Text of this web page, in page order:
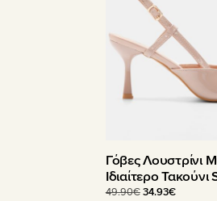
Γόβες Λουστρίνι
Ιδιαίτερο
49.90€ Original
34.93€Η
επιλεγούν
στη
σελίδα
του